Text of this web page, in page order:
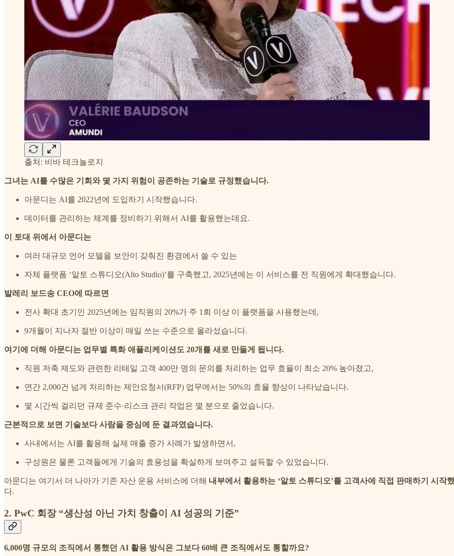
출처: 비바 테크놀로지
그녀는 AI를 수많은 기회와 몇 가지 위험이 공존하는 기술로 규정했습니다.
아문디는 AI를 2022년에 도입하기 시작했습니다.
데이터를 관리하는 체계를 정비하기 위해서 AI를 활용했는데요.
이 토대 위에서 아문디는
여러 대규모 언어 모델을 보안이 갖춰진 환경에서 쓸 수 있는
자체 플랫폼 ‘알토 스튜디오(Alto Studio)’를 구축했고, 2025년에는 이 서비스를 전 직원에게 확대했습니다.
발레리 보드송 CEO에 따르면
전사 확대 초기인 2025년에는 임직원의 20%가 주 1회 이상 이 플랫폼을 사용했는데,
9개월이 지나자 절반 이상이 매일 쓰는 수준으로 올라섰습니다.
여기에 더해 아문디는 업무별 특화 애플리케이션도 20개를 새로 만들게 됩니다.
직원 저축 제도와 관련한 리테일 고객 400만 명의 문의를 처리하는 업무 효율이 최소 20% 높아졌고,
연간 2,000건 넘게 처리하는 제안요청서(RFP) 업무에서는 50%의 효율 향상이 나타났습니다.
몇 시간씩 걸리던 규제 준수·리스크 관리 작업은 몇 분으로 줄었습니다.
근본적으로 보면 기술보다 사람을 중심에 둔 결과였습니다.
사내에서는 AI를 활용해 실제 매출 증가 사례가 발생하면서,
구성원은 물론 고객들에게 기술의 효용성을 확실하게 보여주고 설득할 수 있었습니다.
아문디는 여기서 더 나아가 기존 자산 운용 서비스에 더해 내부에서 활용하는 ‘알토 스튜디오’를 고객사에 직접 판매하기 시작
다.
2. PwC 회장 “생산성 아닌 가치 창출이 AI 성공의 기준”
6,000명 규모의 조직에서 통했던 AI 활용 방식은 그보다 60배 큰 조직에서도 통할까요?